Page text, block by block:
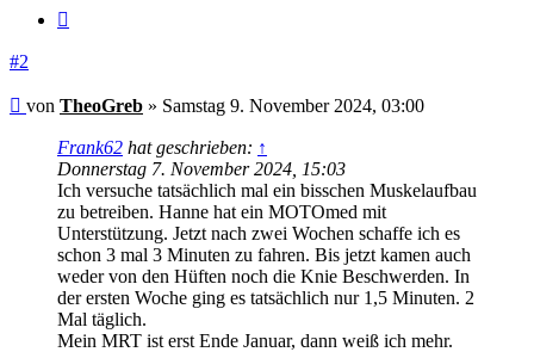
#2
Beitrag
von TheoGreb » Samstag 9. November 2024, 03:00
Frank62 hat geschrieben: ↑
Donnerstag 7. November 2024, 15:03
Ich versuche tatsächlich mal ein bisschen Muskelaufbau
zu betreiben. Hanne hat ein MOTOmed mit
Unterstützung. Jetzt nach zwei Wochen schaffe ich es
schon 3 mal 3 Minuten zu fahren. Bis jetzt kamen auch
weder von den Hüften noch die Knie Beschwerden. In
der ersten Woche ging es tatsächlich nur 1,5 Minuten. 2
Mal täglich.
Mein MRT ist erst Ende Januar, dann weiß ich mehr.